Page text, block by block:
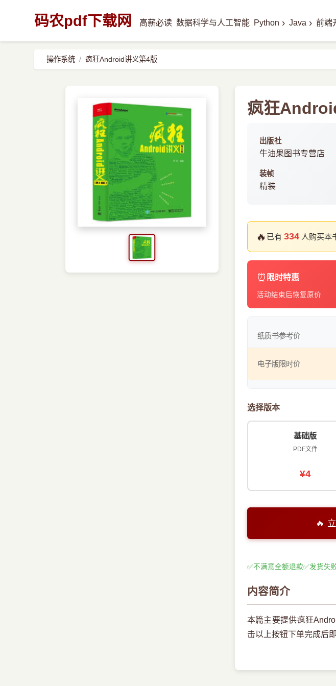
码农pdf下载网 高薪必读 数据科学与人工智能 Python › Java › 前端
操作系统 疯狂Android讲义第4版
疯狂
出版社
牛油果图书专营店
装帧
精装
🔥 已有 334人购买本
⏰ 限时特惠
活动结束后恢复原价
纸质书参考价
电子版限时价
选择版本
基础版
PDF文件
¥4
🔥
✅不满意全额退款✅发货失
内容简介
本篇主要提供疯狂
击以上按钮下单完成后